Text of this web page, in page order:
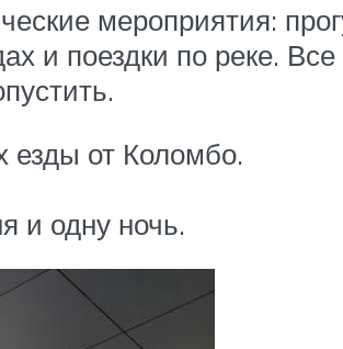
мероприятия:
и поездки по реке.
езды от Коломбо.
и одну ночь.